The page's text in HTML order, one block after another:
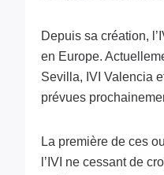
Depuis sa création,
en Europe.
Sevilla, IVI Valencia
prévues
La première de ces
l’IVI ne cessant de